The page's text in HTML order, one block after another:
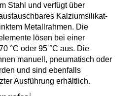
Stahl und verfügt über
Kalziumsilikat-
Metallrahmen. Die
lösen bei einer
°C oder 95 °C aus. Die
manuell, pneumatisch oder
und sind ebenfalls
Ausführung erhältlich.